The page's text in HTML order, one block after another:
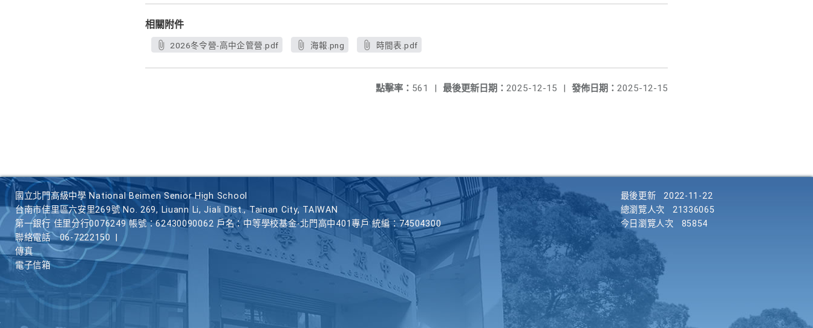
相關附件
2026冬令營-高中企管營.pdf 海報.png 時間表.pdf
發佈日期： 2025-12-15
最後更新日期： 2025-12-15 |
點擊率： 561 |
國立北門高級中學 National Beimen Senior High School
台南市佳里區六安里269號 No. 269, Liuann Li, Jiali Dist., Tainan City, TAIWAN
第一銀行 佳里分行0076249 帳號：62430090062 戶名：中等學校基金-北門高中401專戶 統編：74504300
聯絡電話
06-7222150
傳真
電子信箱
最後更新
2022-11-22
總瀏覽人次
21336065
今日瀏覽人次
85854